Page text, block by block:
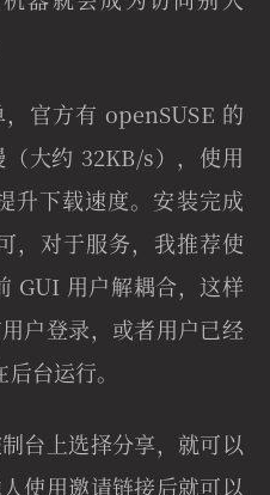
官方有 openSUSE 的
大约 32KB/s），使用
下载速度。安装完成
，对于服务，我推荐使
GUI 用户解耦合，这样
户登录，或者用户已经
台运行。
台上选择分享，就可以
使用邀请链接后就可以